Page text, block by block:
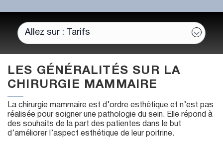
LES GÉNÉRALITÉS SUR LA
CHIRURGIE MAMMAIRE
La chirurgie mammaire est d’ordre esthétique et n’est pas
réalisée pour soigner une pathologie du sein. Elle répond à
des souhaits de la part des patientes dans le but
d’améliorer l’aspect esthétique de leur poitrine.